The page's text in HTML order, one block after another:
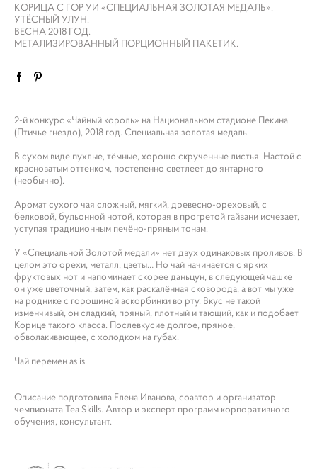
КОРИЦА С ГОР УИ «СПЕЦИАЛЬНАЯ ЗОЛОТАЯ МЕДАЛЬ».
УТЁСНЫЙ УЛУН.
ВЕСНА 2018 ГОД.
МЕТАЛИЗИРОВАННЫЙ ПОРЦИОННЫЙ ПАКЕТИК.
2-й конкурс «Чайный король» на Национальном стадионе Пекина
(Птичье гнездо), 2018 год. Специальная золотая медаль.
В сухом виде пухлые, тёмные, хорошо скрученные листья. Настой с
красноватым оттенком, постепенно светлеет до янтарного
(необычно).
Аромат сухого чая сложный, мягкий, древесно-ореховый, с
белковой, бульонной нотой, которая в прогретой гайвани исчезает,
уступая традиционным печёно-пряным тонам.
У «Специальной Золотой медали» нет двух одинаковых проливов. В
целом это орехи, металл, цветы… Но чай начинается с ярких
фруктовых нот и напоминает скорее даньцун, в следующей чашке
он уже цветочный, затем, как раскалённая сковорода, а вот мы уже
на роднике с горошиной аскорбинки во рту. Вкус не такой
изменчивый, он сладкий, пряный, плотный и тающий, как и подобает
Корице такого класса. Послевкусие долгое, пряное,
обволакивающее, с холодком на губах.
Чай перемен as is
Описание подготовила Елена Иванова, соавтор и организатор
чемпионата Tea Skills. Автор и эксперт программ корпоративного
обучения, консультант.